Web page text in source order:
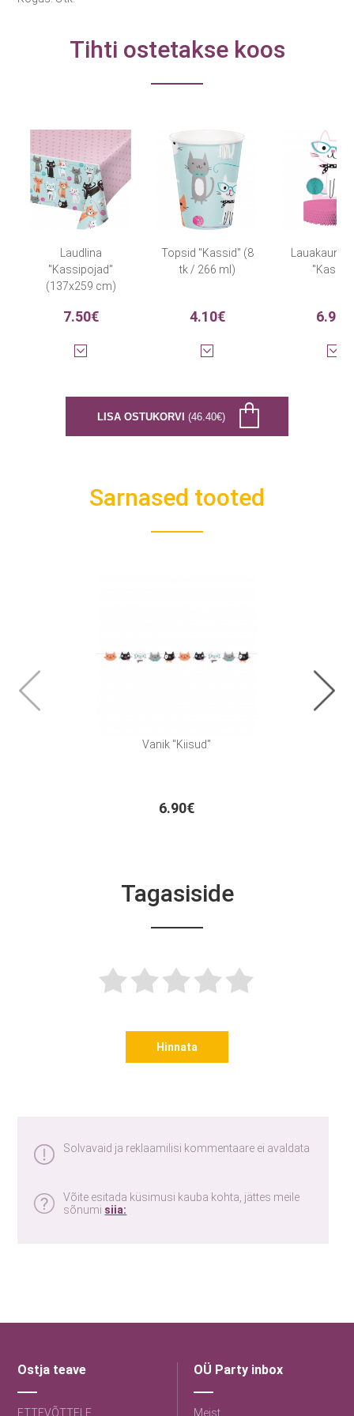
Tihti ostetakse koos
Laudlina
"Kassipojad"
(137x259 cm)
7.50€
Topsid "Kassid" (8
tk / 266 ml)
4.10€ 6.90€
LISA OSTUKORVI (46.40€)
Sarnased tooted
Vanik "Kiisud"
6.90€
Tagasiside
Hinnata
Solvavaid ja reklaamilisi kommentaare ei avaldata
Võite esitada küsimusi kauba kohta, jättes meile
sõnumi siia:
Ostja teave
ETTEVÕTTELE
OÜ Party inbox
Meist